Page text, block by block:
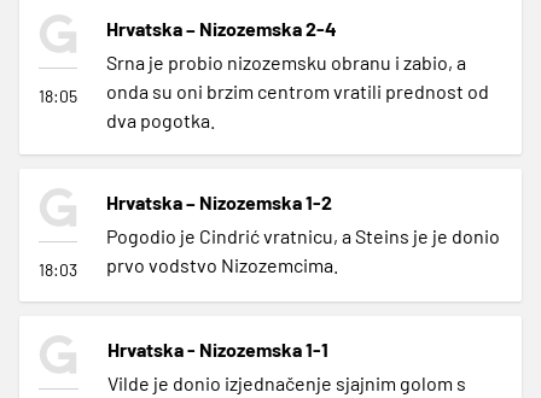
18:05
Hrvatska – Nizozemska 2-4
Srna je probio nizozemsku obranu i zabio, a
onda su oni brzim centrom vratili prednost od
dva pogotka.
18:03
Hrvatska – Nizozemska 1-2
Pogodio je Cindrić vratnicu, a Steins je je donio
prvo vodstvo Nizozemcima.
Hrvatska - Nizozemska 1-1
Vilde je donio izjednačenje sjajnim golom s